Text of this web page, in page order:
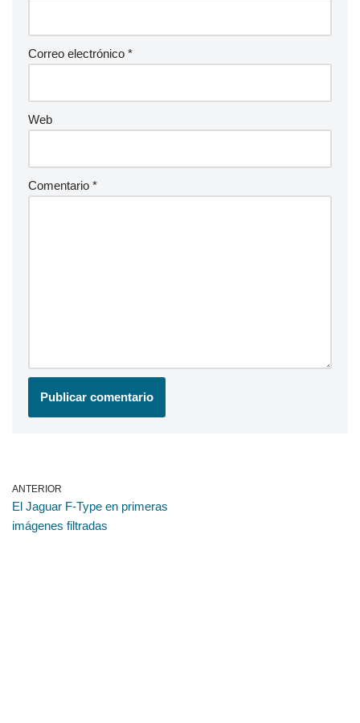
Correo electrónico *
Web
Comentario *
ANTERIOR
El Jaguar F-Type en primeras
imágenes filtradas